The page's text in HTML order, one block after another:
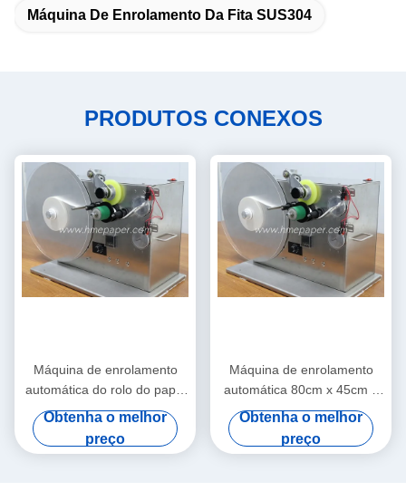
Máquina De Enrolamento Da Fita SUS304
PRODUTOS CONEXOS
Máquina de enrolamento
automática do rolo do papel
de máquina do enrolamento
Obtenha o melhor
preço
Máquina de enrolamento
automática 80cm x 45cm x
55cm da fita de papel
Obtenha o melhor
preço